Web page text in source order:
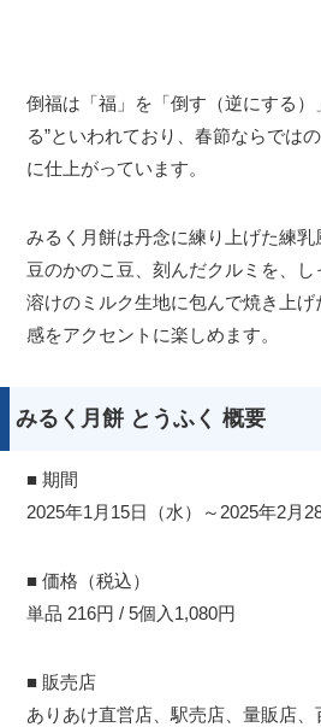
倒福は「福」を「倒す（逆にする）
る”といわれており、春節ならでは
に仕上がっています。
みるく月餅は丹念に練り上げた練
豆のかのこ豆、刻んだクルミを、
溶けのミルク生地に包んで焼き上
感をアクセントに楽しめます。
みるく月餅 とうふく 概要
■ 期間
2025年1月15日（水）～2025年2月
■ 価格（税込）
単品 216円 / 5個入1,080円
■ 販売店
ありあけ直営店、駅売店、量販店